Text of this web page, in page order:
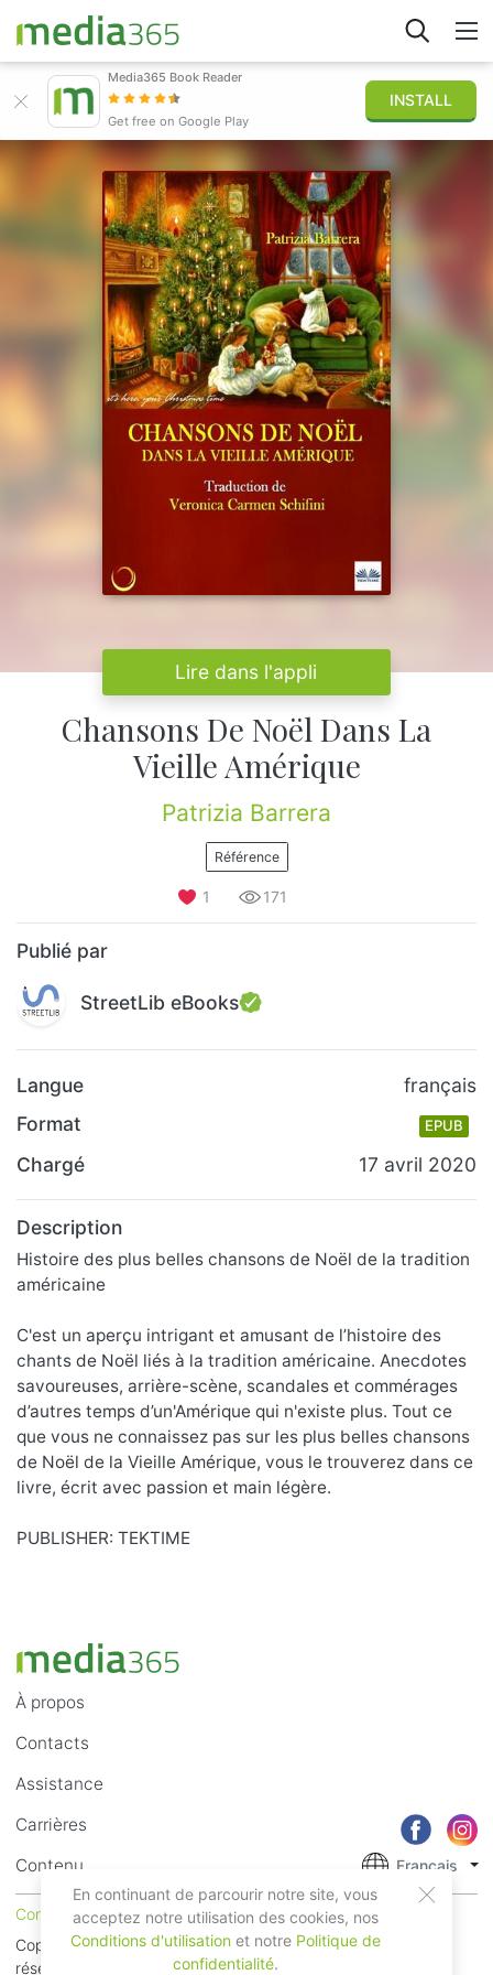
Connexion
Publier
Media365 Book Reader
Get free on Google Play
INSTALL
Lire dans l'appli
Chansons De Noël Dans La
Vieille Amérique
Patrizia Barrera
Référence
1 171
Publié par
StreetLib eBooks
Langue
français
Format
EPUB
Chargé 17 avril 2020
Description
Histoire des plus belles chansons de Noël de la tradition
américaine
C'est un aperçu intrigant et amusant de l’histoire des
chants de Noël liés à la tradition américaine. Anecdotes
savoureuses, arrière-scène, scandales et commérages
d’autres temps d’un'Amérique qui n'existe plus. Tout ce
que vous ne connaissez pas sur les plus belles chansons
de Noël de la Vieille Amérique, vous le trouverez dans ce
livre, écrit avec passion et main légère.
PUBLISHER: TEKTIME
À propos
Contacts
Assistance
Carrières
Contenu
Français
Conditions d'utilisation
Confidentialité
Copyright © 2018 - 2026 Mobile Systems Ltd. Tous droits
réservés.
En continuant de parcourir notre site, vous
acceptez notre utilisation des cookies, nos
Conditions d'utilisation et notre Politique de
confidentialité.